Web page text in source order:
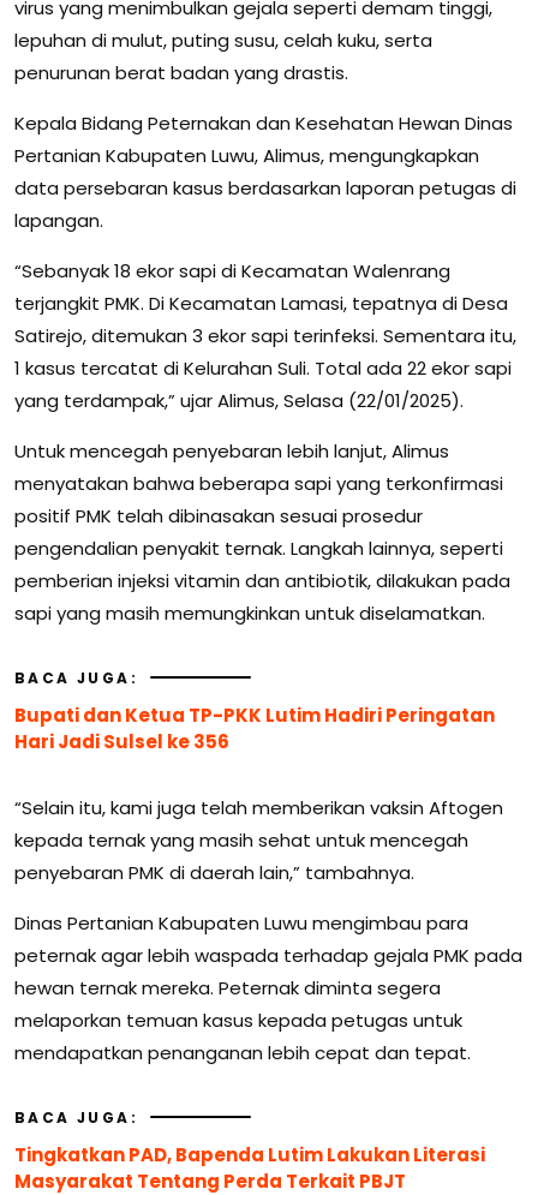
virus yang menimbulkan gejala seperti demam tinggi,
lepuhan di mulut, puting susu, celah kuku, serta
penurunan berat badan yang drastis.
Kepala Bidang Peternakan dan Kesehatan Hewan Dinas
Pertanian Kabupaten Luwu, Alimus, mengungkapkan
data persebaran kasus berdasarkan laporan petugas di
lapangan.
“Sebanyak 18 ekor sapi di Kecamatan Walenrang
terjangkit PMK. Di Kecamatan Lamasi, tepatnya di Desa
Satirejo, ditemukan 3 ekor sapi terinfeksi. Sementara itu,
1 kasus tercatat di Kelurahan Suli. Total ada 22 ekor sapi
yang terdampak,” ujar Alimus, Selasa (22/01/2025).
Untuk mencegah penyebaran lebih lanjut, Alimus
menyatakan bahwa beberapa sapi yang terkonfirmasi
positif PMK telah dibinasakan sesuai prosedur
pengendalian penyakit ternak. Langkah lainnya, seperti
pemberian injeksi vitamin dan antibiotik, dilakukan pada
sapi yang masih memungkinkan untuk diselamatkan.
BACA JUGA:
Bupati dan Ketua TP-PKK Lutim Hadiri Peringatan
Hari Jadi Sulsel ke 356
“Selain itu, kami juga telah memberikan vaksin Aftogen
kepada ternak yang masih sehat untuk mencegah
penyebaran PMK di daerah lain,” tambahnya.
Dinas Pertanian Kabupaten Luwu mengimbau para
peternak agar lebih waspada terhadap gejala PMK pada
hewan ternak mereka. Peternak diminta segera
melaporkan temuan kasus kepada petugas untuk
mendapatkan penanganan lebih cepat dan tepat.
BACA JUGA:
Tingkatkan PAD, Bapenda Lutim Lakukan Literasi
Masyarakat Tentang Perda Terkait PBJT